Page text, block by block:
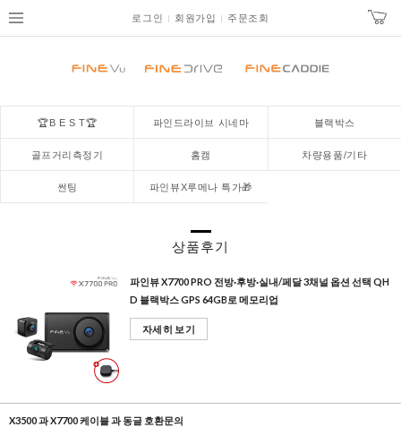
로그인 회원가입 주문조회
🏆B E S T🏆 파인드라이브 시네마 블랙박스
골프거리측정기 홈캠 차량용품/기타
썬팅 파인뷰X루메나 특가🎁
상품후기
파인뷰 X7700 PRO 전방·후방·실내/페달 3채널 옵션 선택 QH
D 블랙박스 GPS 64GB로 메모리업
자세히 보기
X3500 과 X7700 케이블 과 동글 호환문의